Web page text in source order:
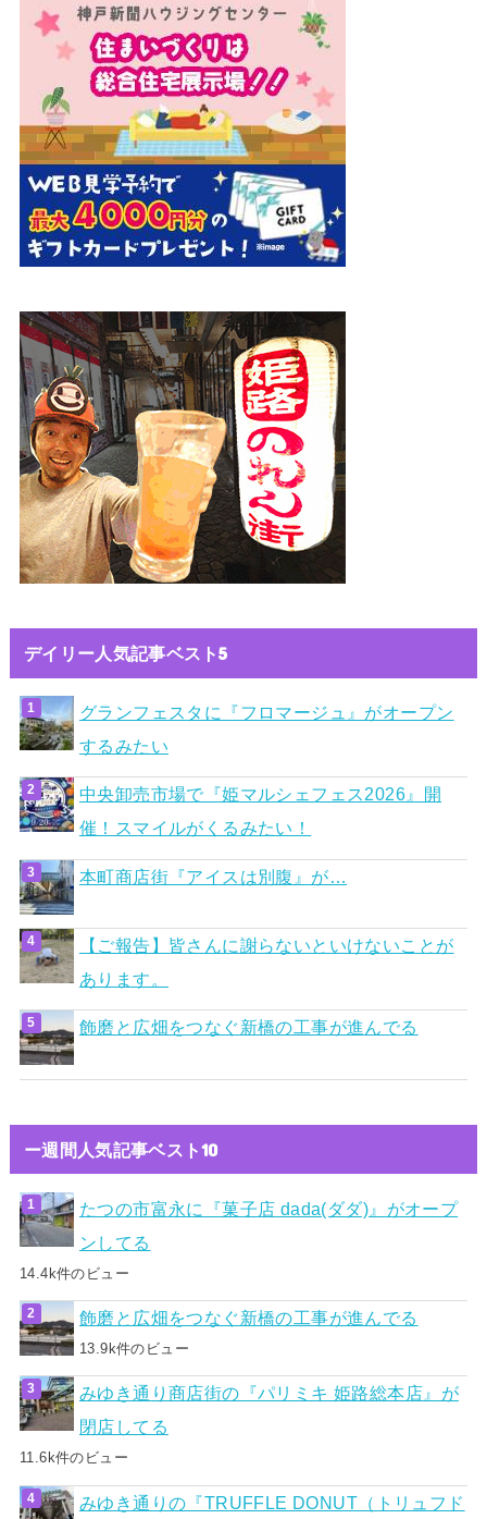
デイリー人気記事ベスト5
グランフェスタに『フロマージュ』がオープン
するみたい
中央卸売市場で『姫マルシェフェス2026』開
催！スマイルがくるみたい！
本町商店街『アイスは別腹』が…
【ご報告】皆さんに謝らないといけないことが
あります。
飾磨と広畑をつなぐ新橋の工事が進んでる
ー週間人気記事ベスト10
たつの市富永に『菓子店 dada(ダダ)』がオープ
ンしてる
14.4k件のビュー
飾磨と広畑をつなぐ新橋の工事が進んでる
13.9k件のビュー
みゆき通り商店街の『パリミキ 姫路総本店』が
閉店してる
11.6k件のビュー
みゆき通りの『TRUFFLE DONUT（トリュフド